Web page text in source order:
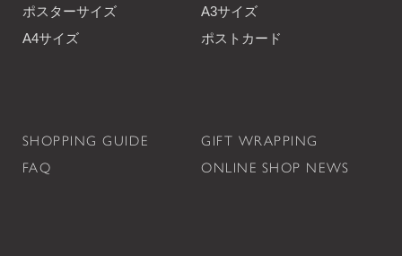
ポスターサイズ
A3サイズ
A4サイズ
ポストカード
SHOPPING GUIDE
GIFT WRAPPING
FAQ
ONLINE SHOP NEWS